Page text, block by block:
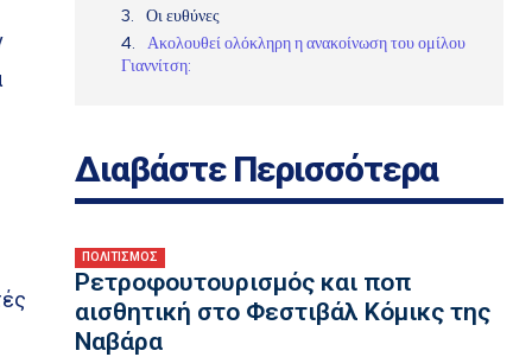
Οι ευθύνες
Ακολουθεί ολόκληρη η ανακοίνωση του ομίλου
Γιαννίτση:
Διαβάστε Περισσότερα
ΠΟΛΙΤΙΣΜΟΣ
Ρετροφουτουρισμός και ποπ
αισθητική στο Φεστιβάλ Κόμικς της
Ναβάρα